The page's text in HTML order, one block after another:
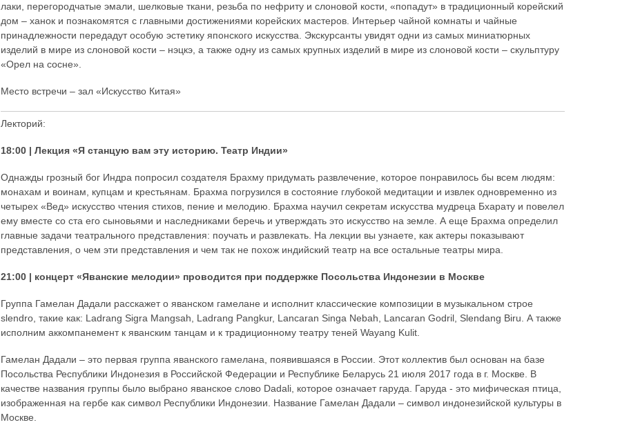
лаки, перегородчатые эмали, шелковые ткани, резьба по нефриту и слоновой кости, «попадут» в традиционный корейский
дом – ханок и познакомятся с главными достижениями корейских мастеров. Интерьер чайной комнаты и чайные
принадлежности передадут особую эстетику японского искусства. Экскурсанты увидят одни из самых миниатюрных
изделий в мире из слоновой кости – нэцкэ, а также одну из самых крупных изделий в мире из слоновой кости – скульптуру
«Орел на сосне».
Место встречи – зал «Искусство Китая»
Лекторий:
18:00 | Лекция «Я станцую вам эту историю. Театр Индии»
Однажды грозный бог Индра попросил создателя Брахму придумать развлечение, которое понравилось бы всем людям:
монахам и воинам, купцам и крестьянам. Брахма погрузился в состояние глубокой медитации и извлек одновременно из
четырех «Вед» искусство чтения стихов, пение и мелодию. Брахма научил секретам искусства мудреца Бхарату и повелел
ему вместе со ста его сыновьями и наследниками беречь и утверждать это искусство на земле. А еще Брахма определил
главные задачи театрального представления: поучать и развлекать. На лекции вы узнаете, как актеры показывают
представления, о чем эти представления и чем так не похож индийский театр на все остальные театры мира.
21:00 | концерт «Яванские мелодии» проводится при поддержке Посольства Индонезии в Москве
Группа Гамелан Дадали расскажет о яванском гамелане и исполнит классические композиции в музыкальном строе
slendro, такие как: Ladrang Sigra Mangsah, Ladrang Pangkur, Lancaran Singa Nebah, Lancaran Godril, Slendang Biru. А также
исполним аккомпанемент к яванским танцам и к традиционному театру теней Wayang Kulit.
Гамелан Дадали – это первая группа яванского гамелана, появившаяся в России. Этот коллектив был основан на базе
Посольства Республики Индонезия в Российской Федерации и Республике Беларусь 21 июля 2017 года в г. Москве. В
качестве названия группы было выбрано яванское слово Dadali, которое означает гаруда. Гаруда - это мифическая птица,
изображенная на гербе как символ Республики Индонезии. Название Гамелан Дадали – символ индонезийской культуры в
Москве.